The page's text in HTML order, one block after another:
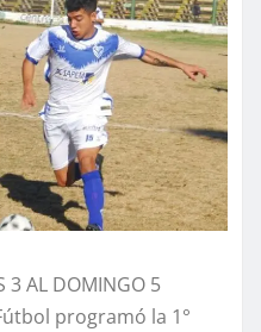
3 AL DOMINGO 5
programó la 1°